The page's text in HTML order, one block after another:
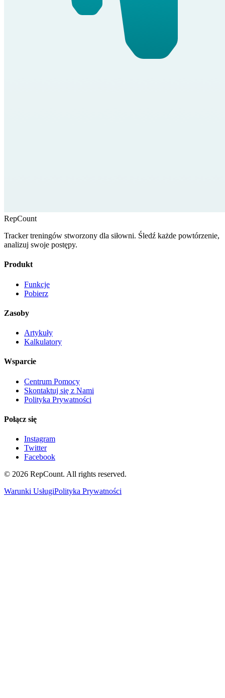
RepCount
Tracker treningów stworzony dla siłowni. Śledź każde powtórzenie,
analizuj swoje postępy.
Produkt
Funkcje
Pobierz
Zasoby
Artykuły
Kalkulatory
Wsparcie
Centrum Pomocy
Skontaktuj się z Nami
Polityka Prywatności
Połącz się
Instagram
Twitter
Facebook
© 2026 RepCount. All rights reserved.
Warunki UsługiPolityka Prywatności